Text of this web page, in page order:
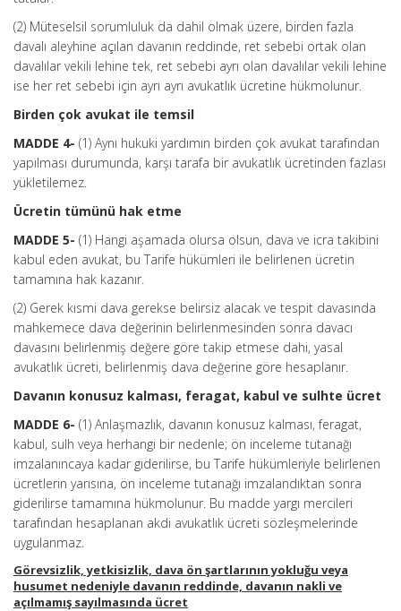
(2) Müteselsil sorumluluk da dahil olmak üzere, birden fazla
davalı aleyhine açılan davanın reddinde, ret sebebi ortak olan
davalılar vekili lehine tek, ret sebebi ayrı olan davalılar vekili lehine
ise her ret sebebi için ayrı ayrı avukatlık ücretine hükmolunur.
Birden çok avukat ile temsil
MADDE 4- (1) Aynı hukuki yardımın birden çok avukat tarafından
yapılması durumunda, karşı tarafa bir avukatlık ücretinden fazlası
yükletilemez.
Ücretin tümünü hak etme
MADDE 5- (1) Hangi aşamada olursa olsun, dava ve icra takibini
kabul eden avukat, bu Tarife hükümleri ile belirlenen ücretin
tamamına hak kazanır.
(2) Gerek kısmi dava gerekse belirsiz alacak ve tespit davasında
mahkemece dava değerinin belirlenmesinden sonra davacı
davasını belirlenmiş değere göre takip etmese dahi, yasal
avukatlık ücreti, belirlenmiş dava değerine göre hesaplanır.
Davanın konusuz kalması, feragat, kabul ve sulhte ücret
MADDE 6- (1) Anlaşmazlık, davanın konusuz kalması, feragat,
kabul, sulh veya herhangi bir nedenle; ön inceleme tutanağı
imzalanıncaya kadar giderilirse, bu Tarife hükümleriyle belirlenen
ücretlerin yarısına, ön inceleme tutanağı imzalandıktan sonra
giderilirse tamamına hükmolunur. Bu madde yargı mercileri
tarafından hesaplanan akdi avukatlık ücreti sözleşmelerinde
uygulanmaz.
Görevsizlik, yetkisizlik, dava ön şartlarının yokluğu veya
husumet nedeniyle davanın reddinde, davanın nakli ve
açılmamış sayılmasında ücret